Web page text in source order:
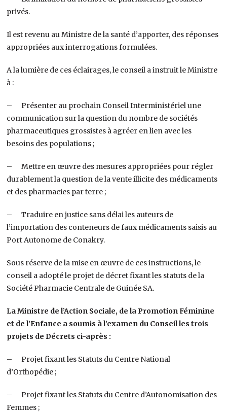
privés.
Il est revenu au Ministre de la santé d’apporter, des réponses
appropriées aux interrogations formulées.
A la lumière de ces éclairages, le conseil a instruit le Ministre
à :
– Présenter au prochain Conseil Interministériel une
communication sur la question du nombre de sociétés
pharmaceutiques grossistes à agréer en lien avec les
besoins des populations ;
– Mettre en œuvre des mesures appropriées pour régler
durablement la question de la vente illicite des médicaments
et des pharmacies par terre ;
– Traduire en justice sans délai les auteurs de
l’importation des conteneurs de faux médicaments saisis au
Port Autonome de Conakry.
Sous réserve de la mise en œuvre de ces instructions, le
conseil a adopté le projet de décret fixant les statuts de la
Société Pharmacie Centrale de Guinée SA.
La Ministre de l’Action Sociale, de la Promotion Féminine
et de l’Enfance a soumis à l’examen du Conseil les trois
projets de Décrets ci-après :
– Projet fixant les Statuts du Centre National
d’Orthopédie ;
– Projet fixant les Statuts du Centre d’Autonomisation des
Femmes ;